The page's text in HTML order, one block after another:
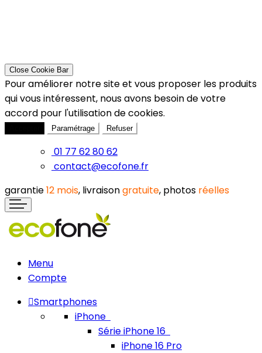
Close Cookie Bar
Pour améliorer notre site et vous proposer les produits
qui vous intéressent, nous avons besoin de votre
accord pour l'utilisation de cookies.
Paramétrage Refuser
01 77 62 80 62
contact@ecofone.fr
garantie12 mois, livraisongratuite, photos réelles
Menu
Compte
Smartphones
iPhone
Série iPhone 16
iPhone 16 Pro